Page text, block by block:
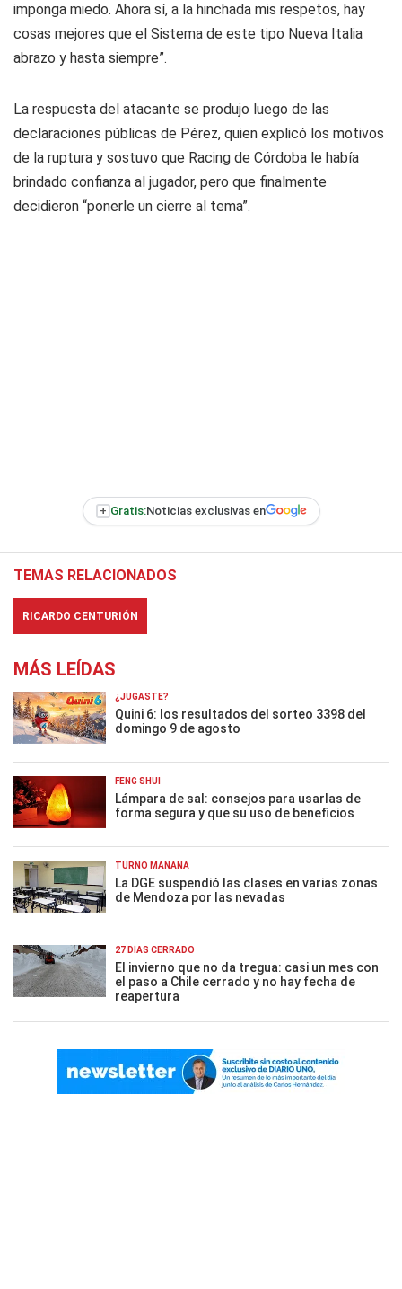
imponga miedo. Ahora sí, a la hinchada mis respetos, hay
cosas mejores que el Sistema de este tipo Nueva Italia
abrazo y hasta siempre”.
La respuesta del atacante se produjo luego de las
declaraciones públicas de Pérez, quien explicó los motivos
de la ruptura y sostuvo que Racing de Córdoba le había
brindado confianza al jugador, pero que finalmente
decidieron “ponerle un cierre al tema”.
+ Gratis:Noticias exclusivas en
TEMAS RELACIONADOS
RICARDO CENTURIÓN
MÁS LEÍDAS
¿JUGASTE?
Quini 6: los resultados del sorteo 3398 del
domingo 9 de agosto
FENG SHUI
Lámpara de sal: consejos para usarlas de
forma segura y que su uso de beneficios
TURNO MAÑANA
La DGE suspendió las clases en varias zonas
de Mendoza por las nevadas
27 DÍAS CERRADO
El invierno que no da tregua: casi un mes con
el paso a Chile cerrado y no hay fecha de
reapertura